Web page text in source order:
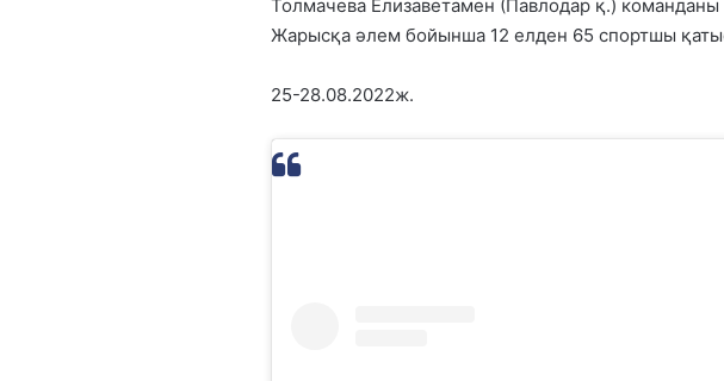
Толмачева Елизаветамен (Павлодар қ.)
Жарысқа әлем бойынша 12 елден 65 спортшы
25-28.08.2022ж.